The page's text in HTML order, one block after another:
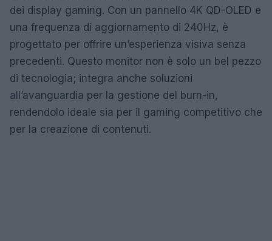
dei display gaming. Con un pannello 4K QD-OLED e
una frequenza di aggiornamento di 240Hz, è
progettato per offrire un’esperienza visiva senza
precedenti. Questo monitor non è solo un bel pezzo
di tecnologia; integra anche soluzioni
all’avanguardia per la gestione del burn-in,
rendendolo ideale sia per il gaming competitivo che
per la creazione di contenuti.